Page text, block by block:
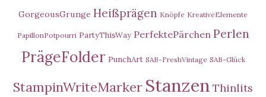
GorgeousGrunge Heißprägen Knöpfe KreativeElemente
PapillonPotpourri PartyThisWay PerfektePärchen Perlen
PrägeFolder PunchArt SAB-FreshVintage SAB-Glück
StampinWriteMarker Stanzen Thinlits